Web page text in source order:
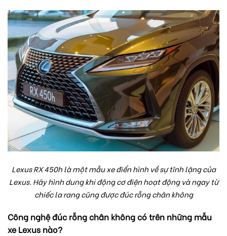
Lexus RX 450h là một mẫu xe điển hình về sự tĩnh lặng của
Lexus. Hãy hình dung khi động cơ điện hoạt động và ngay từ
chiếc la rang cũng được đúc rỗng chân không
Công nghệ đúc rỗng chân không có trên những mẫu
xe Lexus nào?